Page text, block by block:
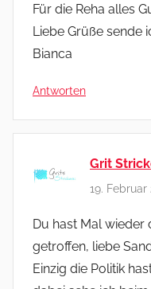
Für die Reha alles
Liebe Grüße sende
Bianca
Antworten
Grit
19. Februar
Du hast Mal wieder
getroffen, liebe
Einzig die Politik